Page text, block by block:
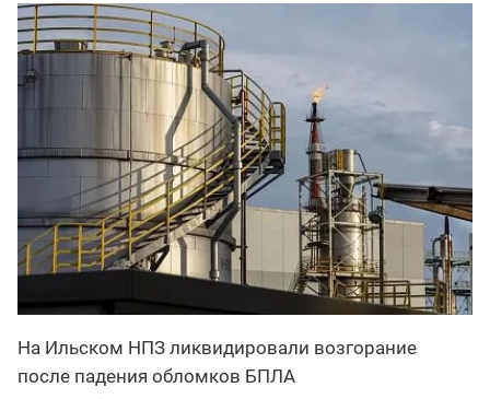
На Ильском НПЗ ликвидировали возгорание
после падения обломков БПЛА